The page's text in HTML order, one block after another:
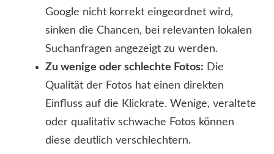
Google nicht korrekt eingeordnet wird,
sinken die Chancen, bei relevanten lokalen
Suchanfragen angezeigt zu werden.
Zu wenige oder schlechte Fotos: Die
Qualität der Fotos hat einen direkten
Einfluss auf die Klickrate. Wenige, veraltete
oder qualitativ schwache Fotos können
diese deutlich verschlechtern.